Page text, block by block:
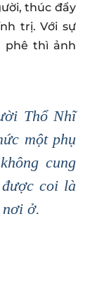
thúc đẩy
trị. Với sự
phê thì ảnh
Thổ Nhĩ
một phụ
cung
coi là
ở.